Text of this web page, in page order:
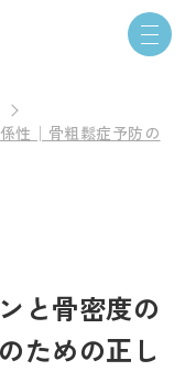
性│骨粗鬆症予防の
と骨密度の
ための正し